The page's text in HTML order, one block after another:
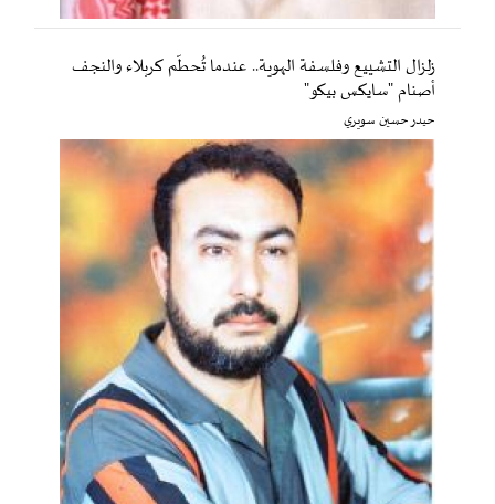
زلزال التشييع وفلسفة الهوية.. عندما تُحطّم كربلاء والنجف
أصنام "سايكس بيكو"
حيدر حسين سويري